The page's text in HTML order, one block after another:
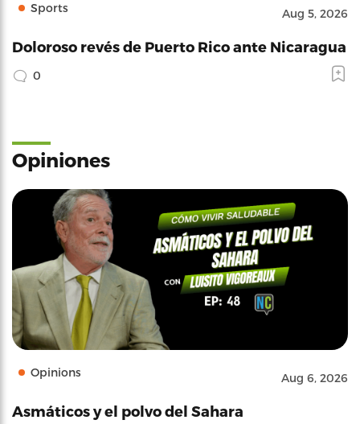
Sports Aug 5, 2026
Doloroso revés de Puerto Rico ante Nicaragua
0
Opiniones
Opinions Aug 6, 2026
Asmáticos y el polvo del Sahara